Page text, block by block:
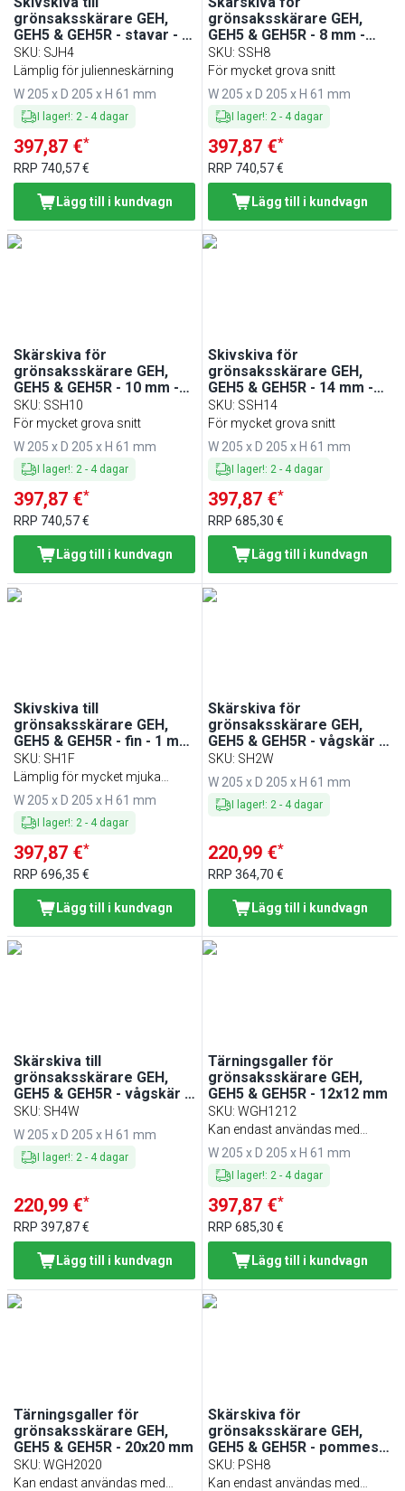
grönsaksskärare GEH,
GEH5 & GEH5R - stavar - 4
mm
SKU: SJH4
Lämplig för julienneskärning
W 205 x D 205 x H 61 mm
I lager!: 2 - 4 dagar
397,87 €*
RRP 740,57 €
Lägg till i kundvagn
grönsaksskärare GEH,
GEH5 & GEH5R - 8 mm -
med 1 blad
SKU: SSH8
För mycket grova snitt
W 205 x D 205 x H 61 mm
I lager!: 2 - 4 dagar
397,87 €*
RRP 740,57 €
Lägg till i kundvagn
Skärskiva för
grönsaksskärare GEH,
GEH5 & GEH5R - 10 mm -
med 1 klinga
SKU: SSH10
För mycket grova snitt
W 205 x D 205 x H 61 mm
I lager!: 2- 4 dagar
397,87 €*
RRP 740,57 €
Lägg till i kundvagn
Skivskiva för
grönsaksskärare GEH,
GEH5 & GEH5R - 14 mm -
med 1 kniv
SKU: SSH14
För mycket grova snitt
W 205 x D 205 x H 61 mm
I lager!: 2 - 4 dagar
397,87 €*
RRP685,30 €
Lägg till i kundvagn
Skivskiva till
grönsaksskärare GEH,
GEH5 & GEH5R - fin - 1 mm
- rund klinga
SKU: SH1F
Lämplig för mycket mjuka
material
W 205 x D 205 x H 61 mm
I lager!: 2 - 4 dagar
397,87 €*
RRP 696,35 €
Lägg till i kundvagn
Skärskiva för
grönsaksskärare GEH,
GEH5 & GEH5R - vågskär -
2 mm
SKU: SH2W
W 205 x D 205 x H 61 mm
I lager!: 2 - 4 dagar
220,99 €*
RRP364,70 €
Lägg till i kundvagn
Skärskiva till
grönsaksskärare GEH,
GEH5 & GEH5R - vågskär -
4 mm
SKU: SH4W
W 205 x D 205 x H 61 mm
I lager!: 2- 4 dagar
220,99 €*
RRP 397,87 €
Lägg till i kundvagn
Tärningsgaller för
grönsaksskärare GEH,
GEH5 & GEH5R - 12x12 mm
SKU:WGH1212
Kan endast användas med
art.nr. SSH14
W 205 x D 205 x H 61 mm
I lager!: 2 - 4 dagar
397,87 €*
RRP685,30 €
Lägg till i kundvagn
Tärningsgaller för
grönsaksskärare GEH,
GEH5 & GEH5R - 20x20 mm
SKU: WGH2020
Kan endast användas med
Skärskiva för
grönsaksskärare GEH,
GEH5 & GEH5R - pommes
frites - 8 mm
SKU: PSH8
Kan endast användas med